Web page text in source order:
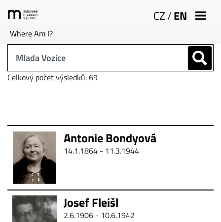
CZ/EN
Where Am I?
Celkový počet výsledků: 69
Antonie Bondyová
14.1.1864 - 11.3.1944
Josef Fleišl
2.6.1906 - 10.6.1942